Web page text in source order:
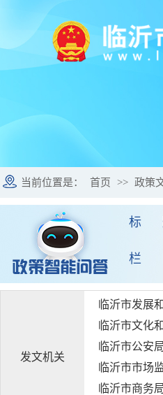
当前位置是： 首页 >> 政策
标
栏
发文机关
临沂市发展
临沂市文化
临沂市公安
临沂市市场
临沂市商务